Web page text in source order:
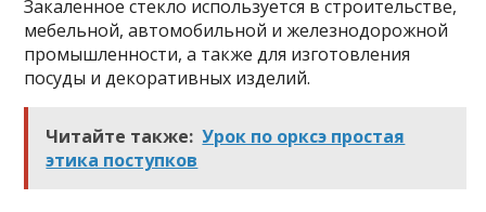
Закаленное стекло используется в строительстве,
мебельной, автомобильной и железнодорожной
промышленности, а также для изготовления
посуды и декоративных изделий.
Читайте также: Урок по орксэ простая
этика поступков